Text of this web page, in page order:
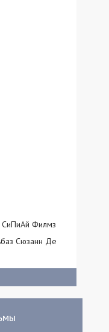
СиПиАй Филмз
Сюзанн Де
Пуатрено
Мирьем
Фаризон